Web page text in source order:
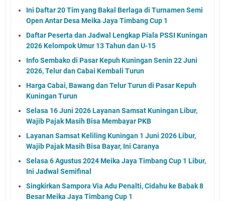
Ini Daftar 20 Tim yang Bakal Berlaga di Turnamen Semi
Open Antar Desa Meika Jaya Timbang Cup 1
Daftar Peserta dan Jadwal Lengkap Piala PSSI Kuningan
2026 Kelompok Umur 13 Tahun dan U-15
Info Sembako di Pasar Kepuh Kuningan Senin 22 Juni
2026, Telur dan Cabai Kembali Turun
Harga Cabai, Bawang dan Telur Turun di Pasar Kepuh
Kuningan Turun
Selasa 16 Juni 2026 Layanan Samsat Kuningan Libur,
Wajib Pajak Masih Bisa Membayar PKB
Layanan Samsat Keliling Kuningan 1 Juni 2026 Libur,
Wajib Pajak Masih Bisa Bayar, Ini Caranya
Selasa 6 Agustus 2024 Meika Jaya Timbang Cup 1 Libur,
Ini Jadwal Semifinal
Singkirkan Sampora Via Adu Penalti, Cidahu ke Babak 8
Besar Meika Jaya Timbang Cup 1